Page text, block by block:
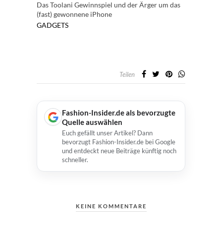
Das Toolani Gewinnspiel und der Ärger um das
(fast) gewonnene iPhone
GADGETS
Teilen
Fashion-Insider.de als bevorzugte
Quelle auswählen
Euch gefällt unser Artikel? Dann
bevorzugt Fashion-Insider.de bei Google
und entdeckt neue Beiträge künftig noch
schneller.
KEINE KOMMENTARE